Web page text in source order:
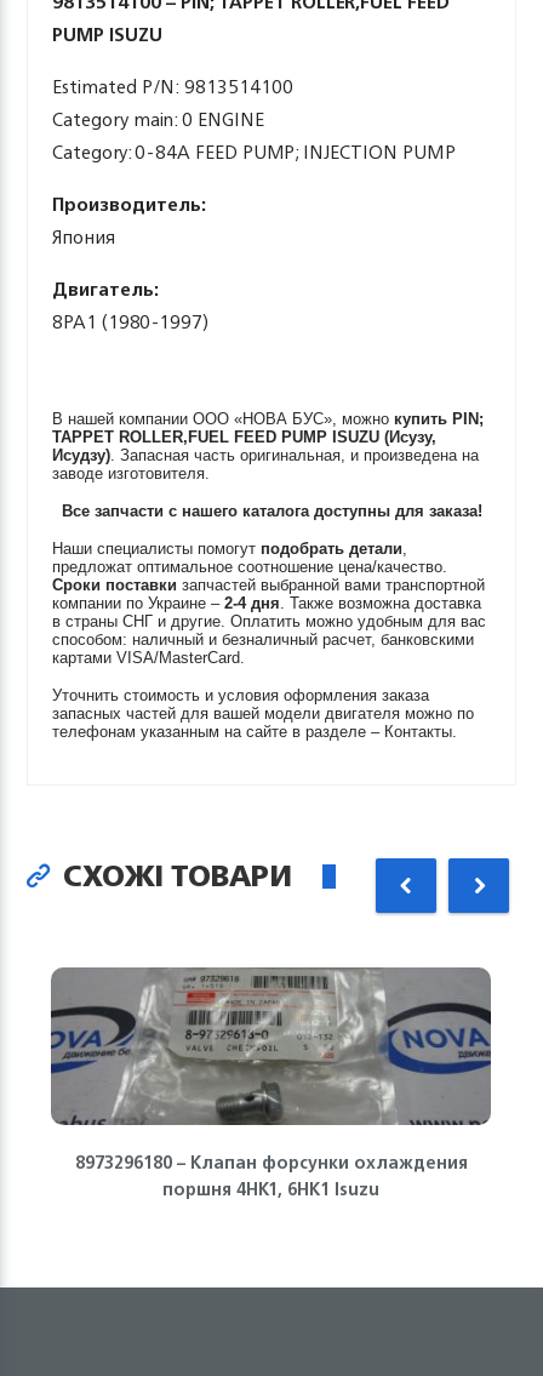
PUMP ISUZU
Estimated P/N: 9813514100
Category main: 0 ENGINE
Category: 0-84A FEED PUMP; INJECTION PUMP
Производитель:
Япония
Двигатель:
8PA1 (1980-1997)
В нашей компании ООО «НОВА БУС», можно купить PIN;
TAPPET ROLLER,FUEL FEED PUMP ISUZU (Исузу,
Исудзу). Запасная часть оригинальная, и произведена на
заводе изготовителя.
Все запчасти с нашего каталога доступны для заказа!
Наши специалисты помогут подобрать детали,
предложат оптимальное соотношение цена/качество.
Сроки поставки запчастей выбранной вами транспортной
компании по Украине –2-4 дня. Также возможна доставка
в страны СНГ и другие. Оплатить можно удобным для вас
способом: наличный и безналичный расчет, банковскими
картами VISA/MasterCard.
Уточнить стоимость и условия оформления заказа
запасных частей для вашей модели двигателя можно по
телефонам указанным на сайте в разделе – Контакты.
СХОЖІ ТОВАРИ
8973296180 – Клапан форсунки охлаждения
поршня 4HK1, 6HK1 Isuzu